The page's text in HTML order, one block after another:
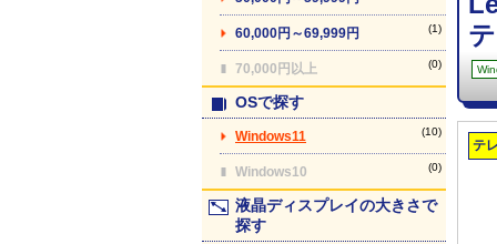
60,000円～69,999円 (1)
70,000円以上 (0)
OSで探す
Windows11 (10)
Windows10 (0)
液晶ディスプレイの大きさで
探す
テ